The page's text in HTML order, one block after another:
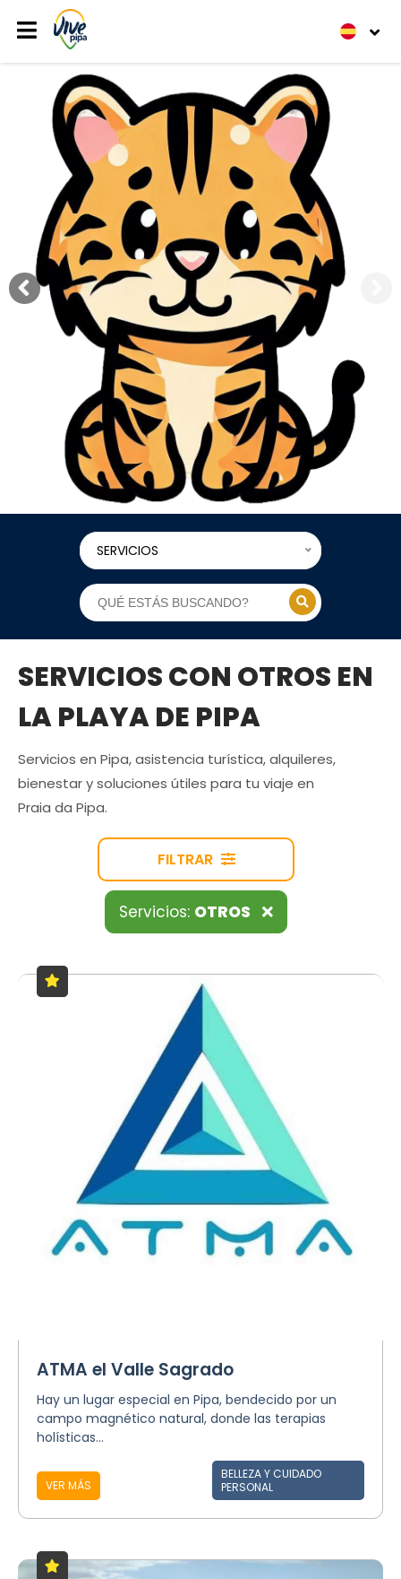
SERVICIOS
SERVICIOS CON OTROS EN
LA PLAYA DE PIPA
Servicios en Pipa, asistencia turística, alquileres,
bienestar y soluciones útiles para tu viaje en
Praia da Pipa.
FILTRAR
Servicios: OTROS
ATMA el Valle Sagrado
Hay un lugar especial en Pipa, bendecido por un
campo magnético natural, donde las terapias
holísticas...
VER MÁS
BELLEZA Y CUIDADO
PERSONAL